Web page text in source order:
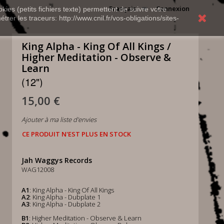
(petits fichiers texte) permettent de suivre votre
les traceurs: http://www.cnil.fr/vos-obligations/sites-
Connexion
Français
King Alpha - King Of All Kings /
Higher Meditation - Observe &
Learn
(12")
15,00 €
Ajouter à ma liste d'envies
CE PRODUIT N'EST PLUS EN STOCK
Jah Waggys Records
WAG12008
A1: King Alpha - King Of All Kings
A2: King Alpha - Dubplate 1
A3: King Alpha - Dubplate 2
B1: Higher Meditation - Observe & Learn